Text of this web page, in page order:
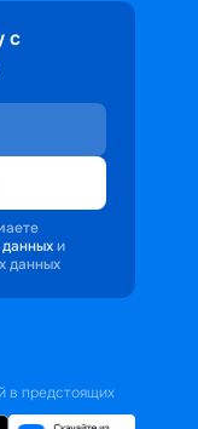
с
и
данных
в предстоящих